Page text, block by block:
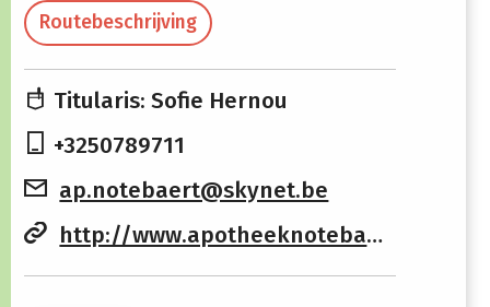
Routebeschrijving
Titularis: Sofie Hernou
+3250789711
ap.notebaert@skynet.be
http://www.apotheeknotebaert.be
Woensdag
12:00
Donderdag
08:30 -
12:00
Gesloten